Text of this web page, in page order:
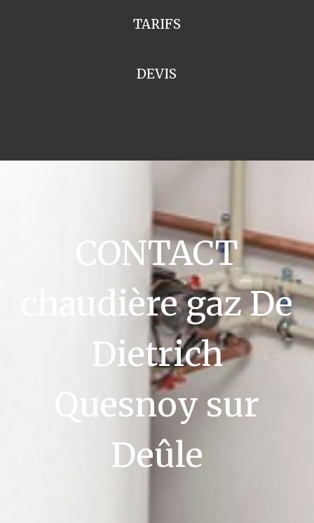
TARIFS
DEVIS
CONTACT
chaudière gaz De
Dietrich
Quesnoy sur
Deûle